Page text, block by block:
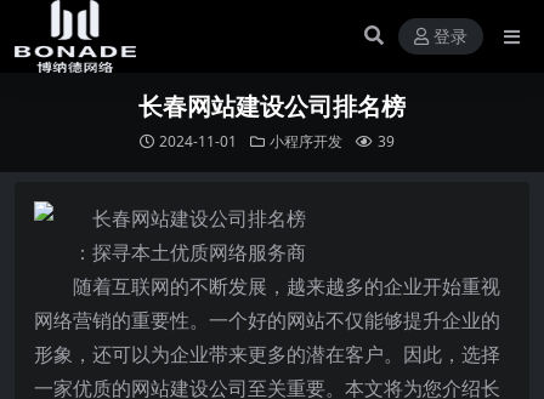
登录
长春网站建设公司排名榜
2024-11-01 小程序开发 39
：探寻本土优质网络服务商
随着互联网的不断发展，越来越多的企业开始重视
网络营销的重要性。一个好的网站不仅能够提升企业的
形象，还可以为企业带来更多的潜在客户。因此，选择
一家优质的网站建设公司至关重要。本文将为您介绍长